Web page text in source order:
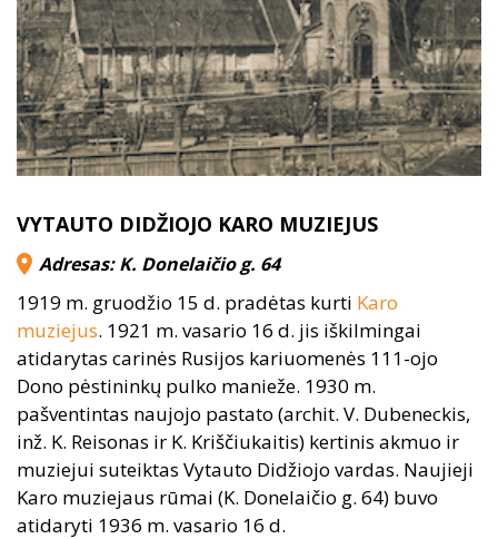
VYTAUTO DIDŽIOJO KARO MUZIEJUS
Adresas: K. Donelaičio g. 64
1919 m. gruodžio 15 d. pradėtas kurti Karo
muziejus. 1921 m. vasario 16 d. jis iškilmingai
atidarytas carinės Rusijos kariuomenės 111-ojo
Dono pėstininkų pulko manieže. 1930 m.
pašventintas naujojo pastato (archit. V. Dubeneckis,
inž. K. Reisonas ir K. Kriščiukaitis) kertinis akmuo ir
muziejui suteiktas Vytauto Didžiojo vardas. Naujieji
Karo muziejaus rūmai (K. Donelaičio g. 64) buvo
atidaryti 1936 m. vasario 16 d.